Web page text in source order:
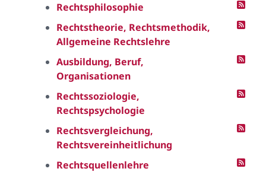
Rechtsphilosophie
Rechtstheorie, Rechtsmethodik,
Allgemeine Rechtslehre
Ausbildung, Beruf,
Organisationen
Rechtssoziologie,
Rechtspsychologie
Rechtsvergleichung,
Rechtsvereinheitlichung
Rechtsquellenlehre